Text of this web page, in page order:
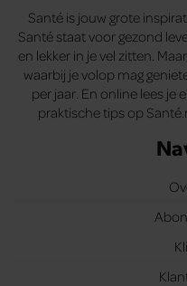
Santé is jouw grote
Santé staat voor gezond
en lekker in je vel zitten.
waarbij je volop mag
per jaar. En online lees je
praktische tips op